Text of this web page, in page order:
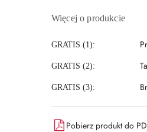
Więcej o produkcie
GRATIS (1):
GRATIS (2):
GRATIS (3):
Pobierz produkt do